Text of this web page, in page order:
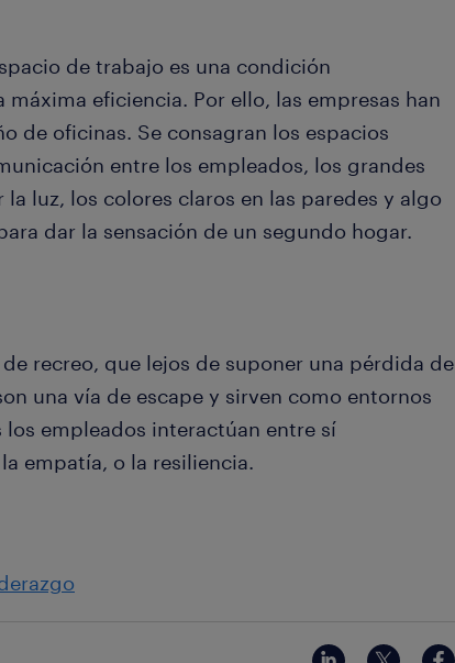
de trabajo es una condición
eficiencia. Por ello, las empresas han
de oficinas. Se consagran los espacios
entre los empleados, los grandes
luz, los colores claros en las paredes y algo
dar la sensación de un segundo hogar.
recreo, que lejos de suponer una pérdida de
una vía de escape y sirven como entornos
los empleados interactúan entre sí
empatía, o la resiliencia.